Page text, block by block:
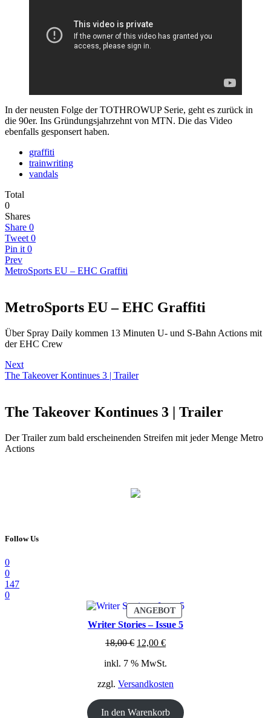
In der neusten Folge der TOTHROWUP Serie, geht es zurück in
die 90er. Ins Gründungsjahrzehnt von MTN. Die das Video
ebenfalls gesponsert haben.
graffiti
trainwriting
vandals
Total
0
Shares
Share 0
Tweet 0
Pin it 0
Prev
MetroSports EU – EHC Graffiti
MetroSports EU – EHC Graffiti
Über Spray Daily kommen 13 Minuten U- und S-Bahn Actions mit
der EHC Crew
Next
The Takeover Kontinues 3 | Trailer
The Takeover Kontinues 3 | Trailer
Der Trailer zum bald erscheinenden Streifen mit jeder Menge Metro
Actions
Follow Us
0
0
147
0
ANGEBOTPRODUKT
IM
ANGEBOT
Writer Stories – Issue 5
18,00€ Ursprünglicher
war:
12,00 €Aktueller
ist:
inkl. 7 % MwSt.
zzgl. Versandkosten
In den Warenkorb